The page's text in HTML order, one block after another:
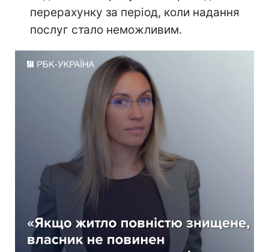
перерахунку за період, коли надання
послуг стало неможливим.